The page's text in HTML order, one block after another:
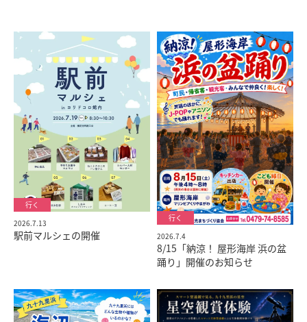
2026.7.13
駅前マルシェの開催 2026.7.4
8/15「納涼！ 屋形海岸 浜の盆
踊り」開催のお知らせ